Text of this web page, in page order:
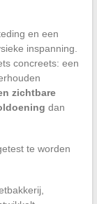
en een
inspanning.
concreets: een
zichtbare
dan
te worden